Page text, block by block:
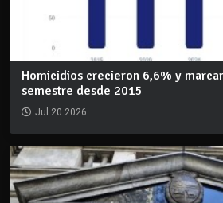
Homicidios crecieron 6,6% y
semestre desde 2015
Jul 20 2026